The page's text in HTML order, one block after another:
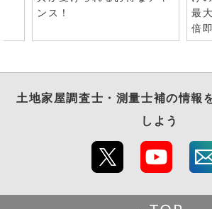
ンス！
最
倍
土地家屋調査士・測量士補の情報
しよう